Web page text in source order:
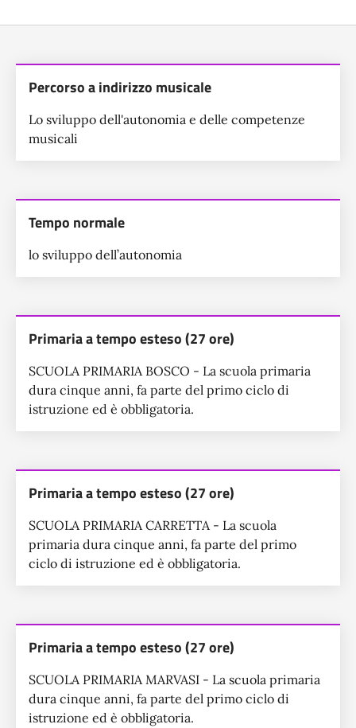
Lista dei percorsi di studio
Percorso a indirizzo musicale
Lo sviluppo dell'autonomia e delle competenze
musicali
Tempo normale
lo sviluppo dell’autonomia
Primaria a tempo esteso (27 ore)
SCUOLA PRIMARIA BOSCO - La scuola primaria
dura cinque anni, fa parte del primo ciclo di
istruzione ed è obbligatoria.
Primaria a tempo esteso (27 ore)
SCUOLA PRIMARIA CARRETTA - La scuola
primaria dura cinque anni, fa parte del primo
ciclo di istruzione ed è obbligatoria.
Primaria a tempo esteso (27 ore)
SCUOLA PRIMARIA MARVASI - La scuola primaria
dura cinque anni, fa parte del primo ciclo di
istruzione ed è obbligatoria.